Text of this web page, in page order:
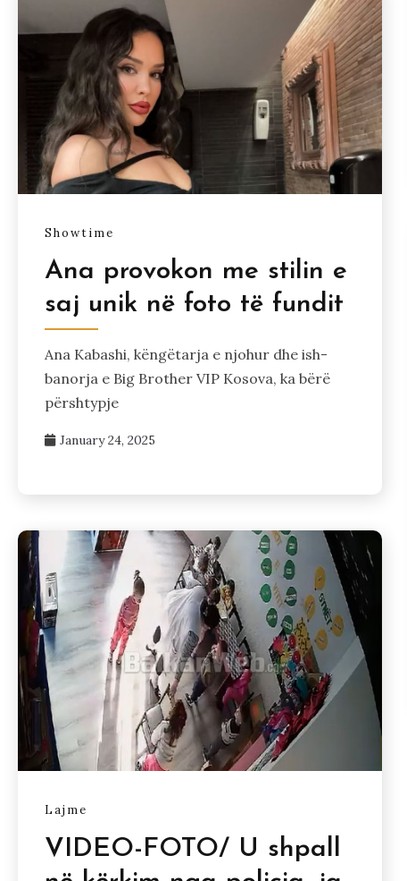
Showtime
Ana provokon me stilin e
saj unik në foto të fundit
Ana Kabashi, këngëtarja e njohur dhe ish-
banorja e Big Brother VIP Kosova, ka bërë
përshtypje
January 24, 2025
Lajme
VIDEO-FOTO/ U shpall